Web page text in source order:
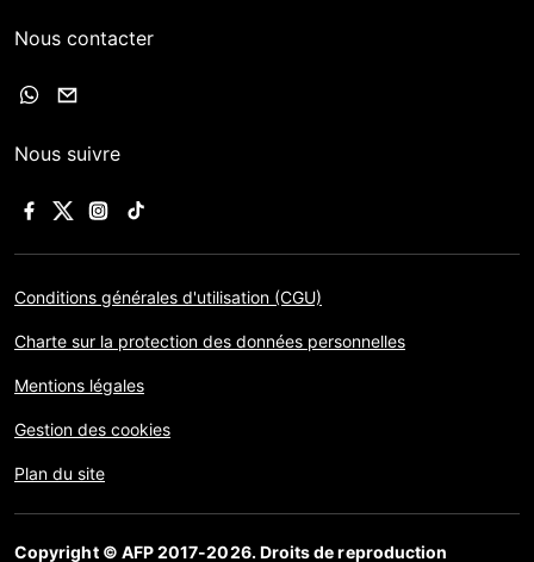
Nous contacter
Nous suivre
Conditions générales d'utilisation (CGU)
Charte sur la protection des données personnelles
Mentions légales
Gestion des cookies
Plan du site
Copyright © AFP 2017-2026. Droits de reproduction